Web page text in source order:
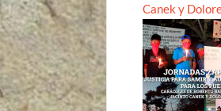
Canek y